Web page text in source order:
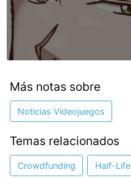
Más notas sobre
Noticias Videojuegos
Temas relacionados
Crowdfunding Half-Life